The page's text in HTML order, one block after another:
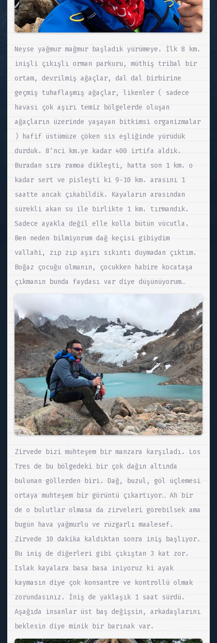
Neyse yağmur mağmur başladık yürümeye. İlk 8 km.
inişli çıkışlı orman parkuru, müthiş tribal bir
ortam, devrilmiş ağaçlar, dal dal birbirine
geçmiş tuhaflaşmış ağaçlar, likenler ( sadece
havası çok aşırı temiz bölgelerde oluşan
ağaçların üzerinde yaşayan bitkimsi organizmalar
) hafif üstümüze çöken sis eşliğinde yürüdük
durduk. 8’nci km.ye kadar 400 irtifa aldık.
Buradan sıra ramoa dikleşti, hatta son 1 km. o
kadar sert ve pisleşti ki 9-10 km. arasını 1
saatte ancak çıkabildik. Kayaların arasından
sürekli akan su ile birlikte 1 km. tırmandık.
Sadece ayakla değil elle kolla bütün vücutla.
Ben neden bilmiyorum dağ keçisi gibiydim
vallahi, zıp zıp aşırı sıkıntı duymadan çıktım.
Boğaz çocuğu olmanın, çocukken habire kocataşa
çıkmanın bunda faydası var diye düşünüyorum…
Zirvede bizi muhteşem bir manzara karşıladı. Los
Tres de bu bölgedeki bir çok dağın altında
bulunan göllerden biri. Dağ, buzul, göl üçlemesi
ortaya muhteşem bir görüntü çıkartıyor… Ah bir
de o bulutlar olmasa da zirveleri görebilsek ama
bugün hava yağmurlu ve rüzgarlı maalesef.
Zirvede 10 dakika kaldıktan sonra iniş başlıyor.
Bu iniş de diğerleri gibi çıkıştan 3 kat zor.
Islak kayalara basa basa iniyoruz ki ayak
kaymasın diye çok konsantre ve kontrollü olmak
zorundasınız. İniş de yaklaşık 1 saat sürdü.
Aşağıda insanlar üst baş değişsin, arkadaşlarını
beklesin diye minik bir barınak var.